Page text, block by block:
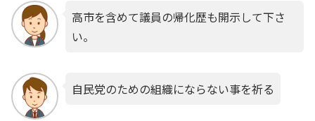
高市を含めて議員の帰化歴も開示して下さ
い。
自民党のための組織にならない事を祈る